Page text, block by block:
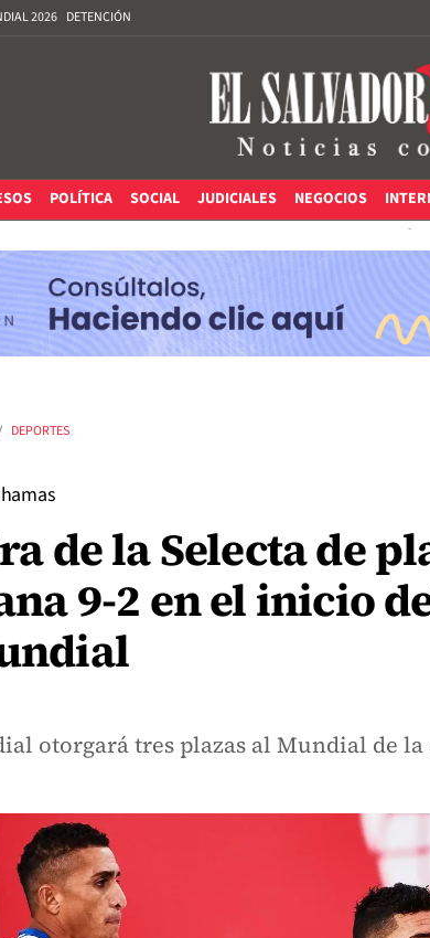
2026 DETENCIÓN
POLÍTICA SOCIAL JUDICIALES NEGOCIOS
DEPORTES
de la Selecta de
9-2 en el inicio
otorgará tres plazas al Mundial de la